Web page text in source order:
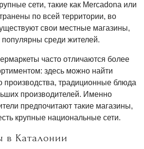
сети, такие как Mercadona или
по всей территории, во
свои местные магазины,
среди жителей.
часто отличаются более
здесь можно найти
производства, традиционные блюда
производителей. Именно
предпочитают такие магазины,
крупные национальные сети.
в Каталонии